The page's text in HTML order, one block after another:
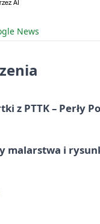
News
z PTTK – Perły
malarstwa i